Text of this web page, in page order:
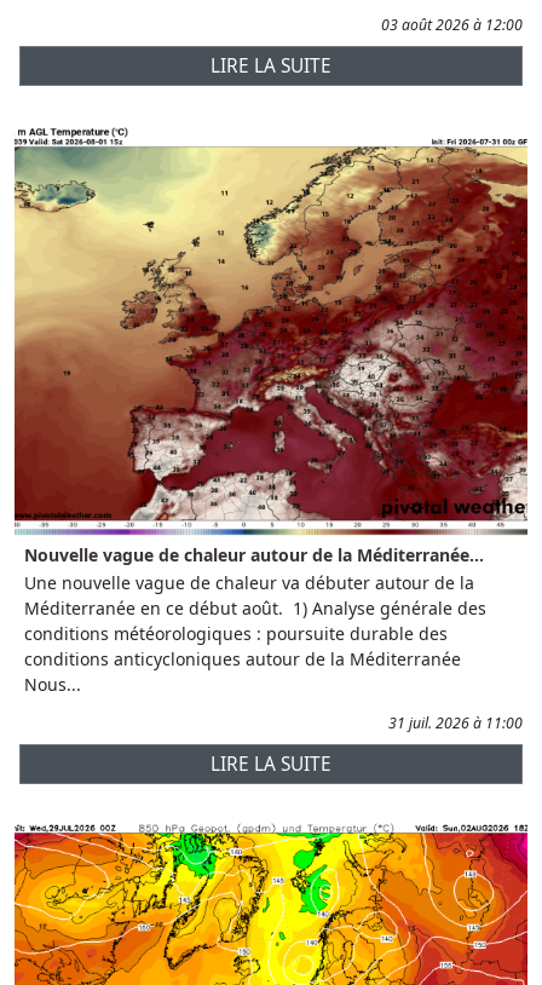
03 août 2026 à 12:00
LIRE LA SUITE
Nouvelle vague de chaleur autour de la Méditerranée...
Une nouvelle vague de chaleur va débuter autour de la
Méditerranée en ce début août. 1) Analyse générale des
conditions météorologiques : poursuite durable des
conditions anticycloniques autour de la Méditerranée
Nous...
31 juil. 2026 à 11:00
LIRE LA SUITE